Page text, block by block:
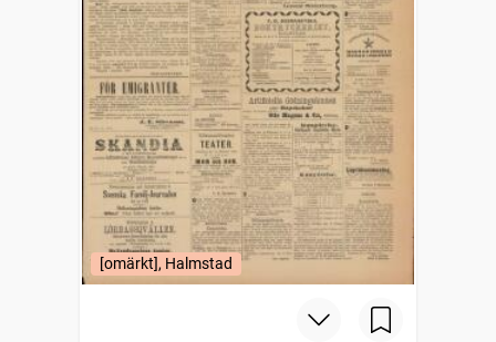
[omärkt], Halmstad